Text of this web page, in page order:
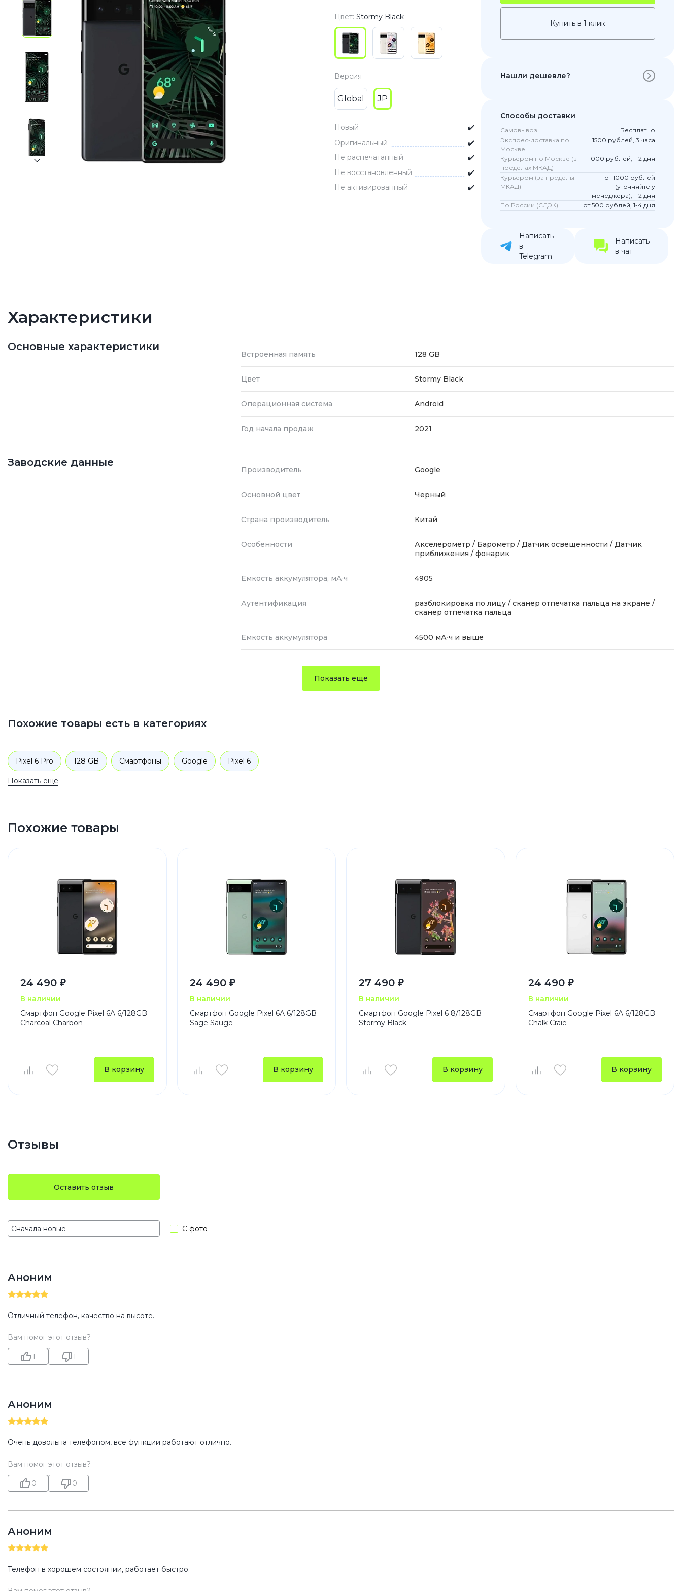
iPhone 13
iPhone 12
iPhone 11
iPhone SE
Pixel 8
Pixel 7
Pixel 6
Poco
F Series
M Series
X Series
Honor 400 Pro
Honor Magic 8 Pro
Аксессуары
Цвет: Stormy Black
Версия
Global JP
Новый
✔️
Оригинальный
✔️
Не распечатанный
✔️
Не восстановленный
✔️
Не активированный
✔️
Купить в 1 клик
Нашли дешевле?
Способы доставки
Самовывоз
Бесплатно
Экспрес-доставка по
Москве
1500 рублей, 3 часа
Курьером по Москве (в
пределах МКАД)
1000 рублей, 1-2 дня
Курьером (за пределы
МКАД)
от 1000 рублей
(уточняйте у
менеджера), 1-2 дня
По России (СДЭК)
от 500 рублей, 1-4 дня
Написать
в
Telegram
Написать
в чат
Характеристики
Основные характеристики
Встроенная память 128 GB
Цвет Stormy Black
Операционная система Android
Год начала продаж 2021
Заводские данные
Производитель Google
Основной цвет Черный
Страна производитель Китай
Особенности
Акселерометр / Барометр / Датчик освещенности / Датчик
приближения / фонарик
Емкость аккумулятора, мА·ч 4905
Аутентификация
разблокировка по лицу / сканер отпечатка пальца на экране /
сканер отпечатка пальца
Емкость аккумулятора 4500 мА⋅ч и выше
Показать еще
Похожие товары есть в категориях
Pixel 6 Pro 128 GB Смартфоны Google Pixel 6
Показать еще
Похожие товары
24 490 ₽
В наличии
Смартфон Google Pixel 6A 6/128GB
Charcoal Charbon
В корзину
24 490 ₽
В наличии
Смартфон Google Pixel 6A 6/128GB
Sage Sauge
В корзину
27 490 ₽
В наличии
Смартфон Google Pixel 6 8/128GB
Stormy Black
В корзину
24 490 ₽
В наличии
Смартфон Google Pixel 6A 6/128GB
Chalk Craie
В корзину
Отзывы
Оставить отзыв
С фото
Аноним
Отличный телефон, качество на высоте.
Вам помог этот отзыв?
1 1
Аноним
Очень довольна телефоном, все функции работают отлично.
Вам помог этот отзыв?
0 0
Аноним
Телефон в хорошем состоянии, работает быстро.